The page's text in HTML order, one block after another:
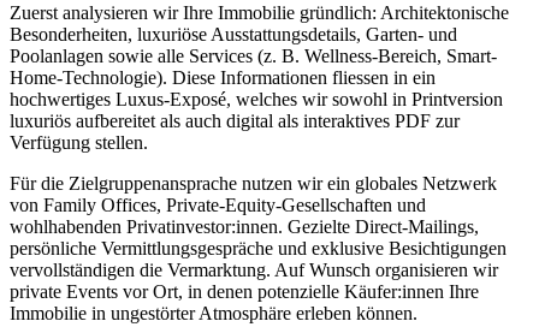
Zuerst analysieren wir Ihre Immobilie gründlich: Architektonische
Besonderheiten, luxuriöse Ausstattungsdetails, Garten- und
Poolanlagen sowie alle Services (z. B. Wellness-Bereich, Smart-
Home-Technologie). Diese Informationen fliessen in ein
hochwertiges Luxus-Exposé, welches wir sowohl in Printversion
luxuriös aufbereitet als auch digital als interaktives PDF zur
Verfügung stellen.
Für die Zielgruppenansprache nutzen wir ein globales Netzwerk
von Family Offices, Private-Equity-Gesellschaften und
wohlhabenden Privatinvestor:innen. Gezielte Direct-Mailings,
persönliche Vermittlungsgespräche und exklusive Besichtigungen
vervollständigen die Vermarktung. Auf Wunsch organisieren wir
private Events vor Ort, in denen potenzielle Käufer:innen Ihre
Immobilie in ungestörter Atmosphäre erleben können.